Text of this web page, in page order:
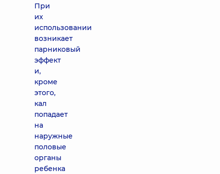
При
их
использовании
возникает
парниковый
эффект
и,
кроме
этого,
кал
попадает
на
наружные
половые
органы
ребенка